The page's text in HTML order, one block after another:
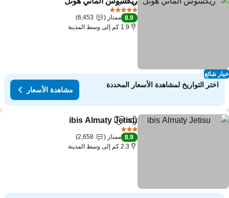
شائع
مشاركةAdd to favorites
8.9 ممتاز
6,453
1.9 كم إلى وسط المدينة
اختر التواريخ لمشاهدة الأسعار المحددة
مشاهدة الأسعار
مشاركةAdd to favorites
ibis Almaty Jetisu
8.9 ممتاز
2,658
2.3 كم إلى وسط المدينة